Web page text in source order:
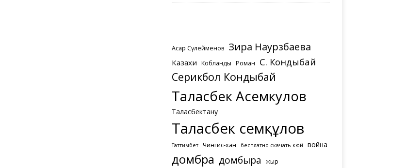
Асқар Сүлейменов Зира Наурзбаева
Казахи Кобланды Роман С. Кондыбай
Серикбол Кондыбай
Таласбек Асемкулов
Таласбектану
Таласбек Әсемқұлов
Таттимбет Чингис-хан бесплатно скачать кюй война
домбра домбыра жыр